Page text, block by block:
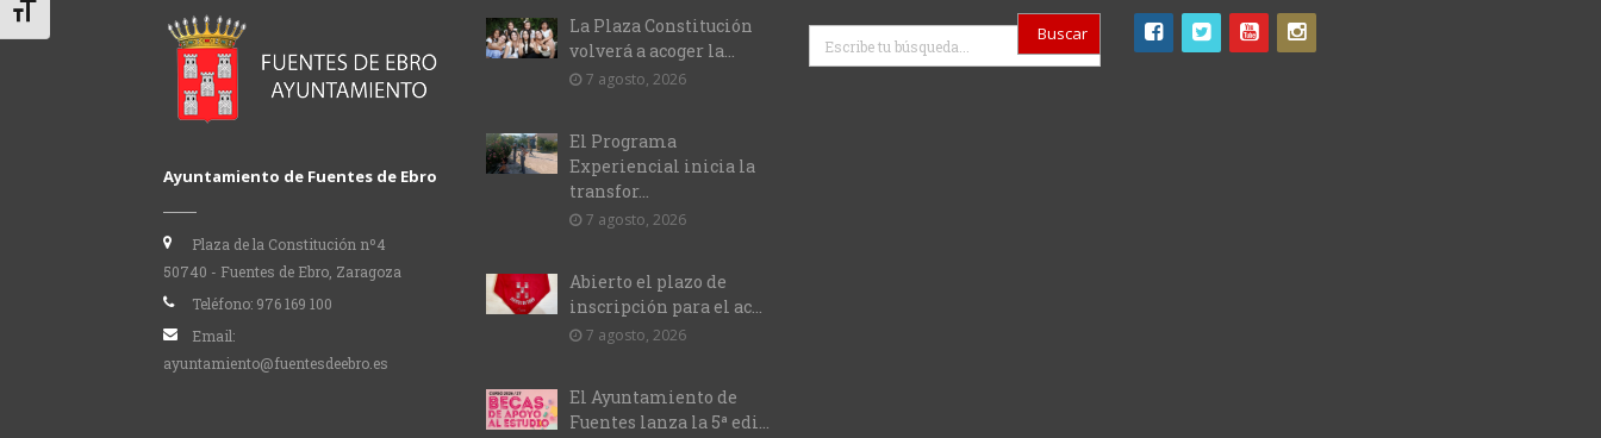
Alternar tamaño de letra
Ayuntamiento de Fuentes de Ebro
Plaza de la Constitución nº4
50740 - Fuentes de Ebro, Zaragoza
Teléfono: 976 169 100
Email:
ayuntamiento@fuentesdeebro.es
La Plaza Constitución
volverá a acoger la...
7 agosto, 2026
El Programa
Experiencial inicia la
transfor...
7 agosto, 2026
Abierto el plazo de
inscripción para el ac...
7 agosto, 2026
El Ayuntamiento de
Fuentes lanza la 5ª edi...
Buscar